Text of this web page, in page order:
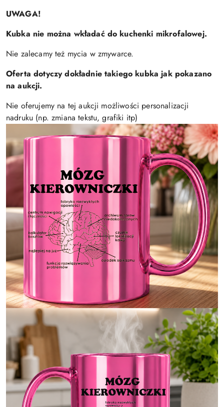
UWAGA!
Kubka nie można wkładać do kuchenki mikrofalowej.
Nie zalecamy też mycia w zmywarce.
Oferta dotyczy dokładnie takiego kubka jak pokazano
na aukcji.
Nie oferujemy na tej aukcji możliwości personalizacji
nadruku (np. zmiana tekstu, grafiki itp)